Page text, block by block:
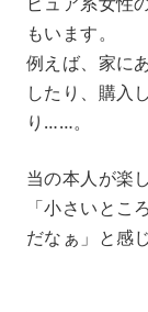
もいます。
例えば、家に
したり、購入
り……。
当の本人が楽
「小さいとこ
だなぁ」と感